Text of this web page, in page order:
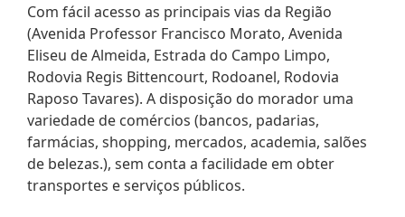
Com fácil acesso as principais vias da Região
(Avenida Professor Francisco Morato, Avenida
Eliseu de Almeida, Estrada do Campo Limpo,
Rodovia Regis Bittencourt, Rodoanel, Rodovia
Raposo Tavares). A disposição do morador uma
variedade de comércios (bancos, padarias,
farmácias, shopping, mercados, academia, salões
de belezas.), sem conta a facilidade em obter
transportes e serviços públicos.